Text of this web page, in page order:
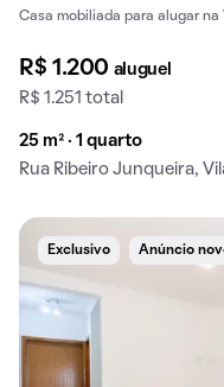
Casa mobiliada para alugar na
R$ 1.200 aluguel
R$ 1.251 total
25 m² · 1 quarto
Rua Ribeiro Junqueira,
Exclusivo Anúncio